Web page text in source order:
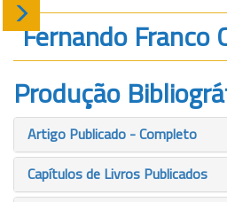
Sobre
Produção
Projetos
Gráficos
Fernando Franco
Produção
Artigo Publicado - Completo
Capítulos de Livros Publicados